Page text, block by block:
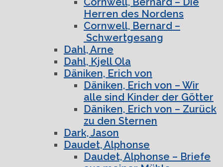
Herren des Nordens
Cornwell, Bernard –
Schwertgesang
Dahl, Arne
Dahl, Kjell Ola
Däniken, Erich von
Däniken, Erich von – Wir
alle sind Kinder der Götter
Däniken, Erich von – Zurück
zu den Sternen
Dark, Jason
Daudet, Alphonse
Daudet, Alphonse – Briefe